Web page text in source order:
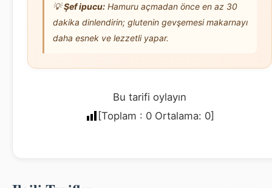
💡Şef ipucu: Hamuru açmadan önce en az 30
dakika dinlendirin; glutenin gevşemesi makarnayı
daha esnek ve lezzetli yapar.
Bu tarifi oylayın
[Toplam : 0Ortalama: 0]